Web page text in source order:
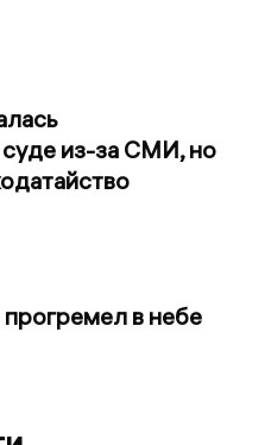
суде из-за СМИ, но
в небе